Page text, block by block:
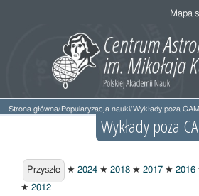
Mapa
Strona główna/ Popularyzacja nauki/Wykłady poza
Wykłady poza
Przyszłe
Przyszłe ★ 2024 ★ 2018 ★ 2017 ★ 2016
★ 2012